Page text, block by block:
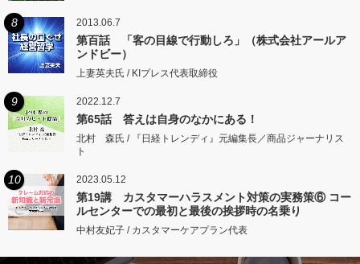
8 2013.06.7
第百話 「客の目線で行動しろ」（株式会社アールア
ンドビー）
上妻英夫氏 / KIプレス代表取締役
9 2022.12.7
第65話 答えは自身のなかにある！
北村 森氏 / 『日経トレンディ』元編集長／商品ジャーナリス
ト
10 2023.05.12
第19講 カスタマーハラスメント対策の実務策⑥ コー
ルセンターでの最初と最後の挨拶時の名乗り
中村友妃子 / カスタマーケアプラン代表